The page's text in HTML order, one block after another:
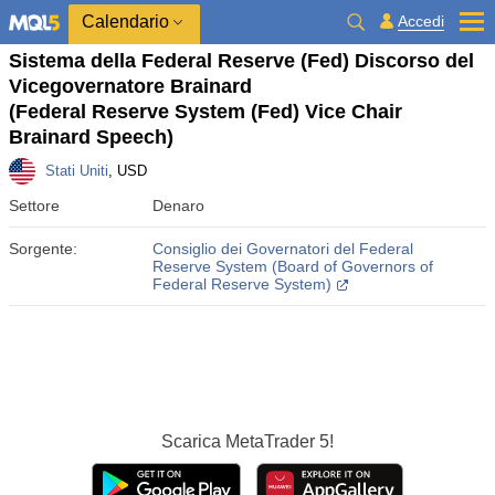
Calendario Accedi
Sistema della Federal Reserve (Fed) Discorso del
Vicegovernatore Brainard
(Federal Reserve System (Fed) Vice Chair
Brainard Speech)
Stati Uniti, USD
Settore Denaro
Sorgente:
Consiglio dei Governatori del Federal
Reserve System (Board of Governors of
Federal Reserve System)
Scarica MetaTrader 5!